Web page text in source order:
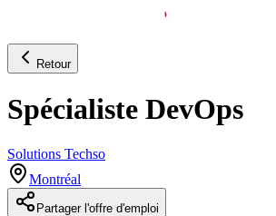
Retour
Spécialiste DevOps
Solutions Techso
Montréal
Partager l'offre d'emploi